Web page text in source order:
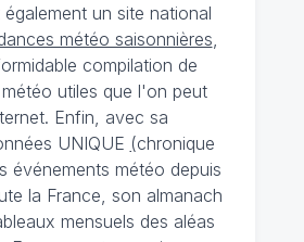
un site national
météo saisonnières
compilation de
utiles que l'on peut
Enfin, avec sa
UNIQUE (chronique
événements météo depuis
la France, son almanach
mensuels des aléas